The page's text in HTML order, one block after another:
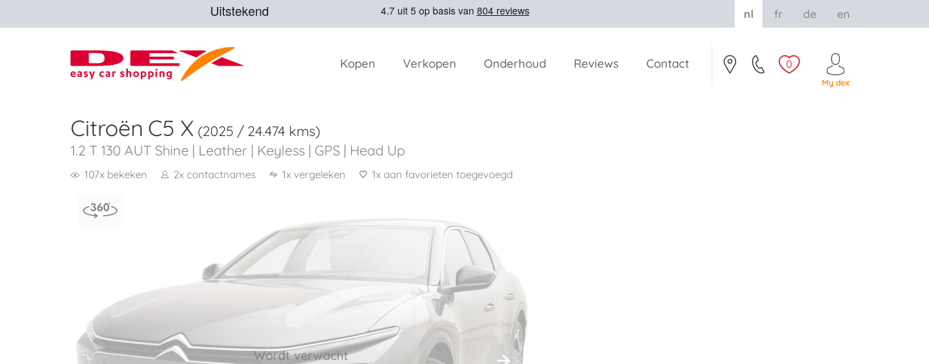
0
My dex
nl fr de en
Kopen Verkopen Onderhoud Reviews Contact
Citroën C5 X (2025 / 24.474 kms)
1.2 T 130 AUT Shine | Leather | Keyless | GPS | Head Up
107x bekeken 2x contactnames 1x vergeleken 1x aan favorieten toegevoegd
Wordt verwacht